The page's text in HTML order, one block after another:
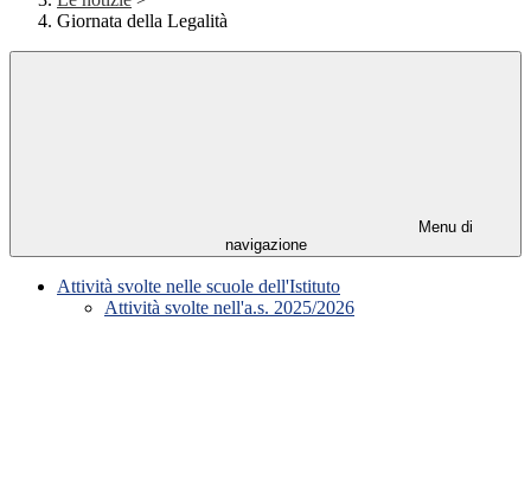
Giornata della Legalità
Menu di
navigazione
Attività svolte nelle scuole dell'Istituto
Attività svolte nell'a.s. 2025/2026